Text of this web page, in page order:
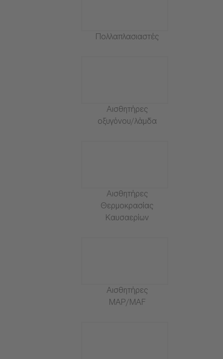
Πολλαπλασιαστές
Αισθητήρες
οξυγόνου/λάμδα
Αισθητήρες
Θερμοκρασίας
Καυσαερίων
Αισθητήρες
MAP/MAF